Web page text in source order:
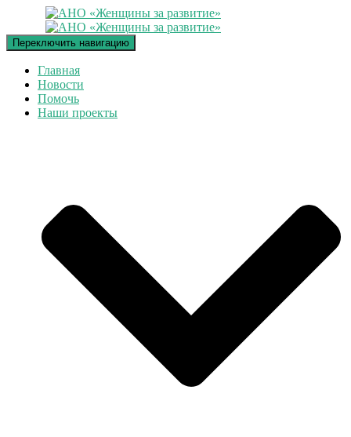
Переключить навигацию
Главная
Новости
Помочь
Наши проекты